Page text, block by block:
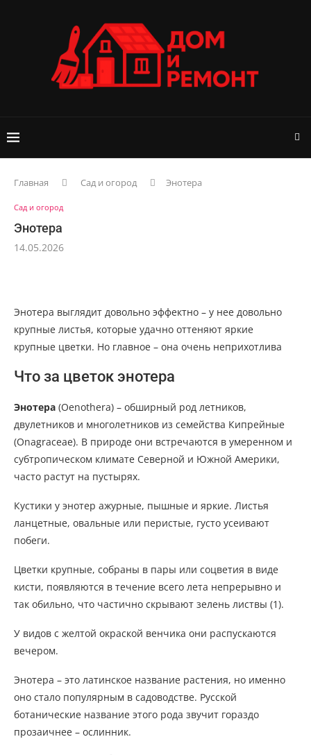
Главная Сад и огород Энотера
Сад и огород
Энотера
14.05.2026
Энотера выглядит довольно эффектно – у нее довольно
крупные листья, которые удачно оттеняют яркие
крупные цветки. Но главное – она очень неприхотлива
Что за цветок энотера
Энотера (Oenothera) – обширный род летников,
двулетников и многолетников из семейства Кипрейные
(Onagraceae). В природе они встречаются в умеренном и
субтропическом климате Северной и Южной Америки,
часто растут на пустырях.
Кустики у энотер ажурные, пышные и яркие. Листья
ланцетные, овальные или перистые, густо усеивают
побеги.
Цветки крупные, собраны в пары или соцветия в виде
кисти, появляются в течение всего лета непрерывно и
так обильно, что частично скрывают зелень листвы (1).
У видов с желтой окраской венчика они распускаются
вечером.
Энотера – это латинское название растения, но именно
оно стало популярным в садоводстве. Русской
ботанические название этого рода звучит гораздо
прозаичнее – ослинник.